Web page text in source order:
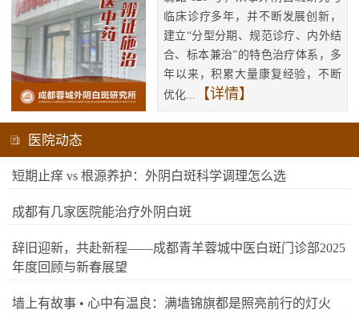
临床诊疗多年，并不断发展创新，
建立“分型分期、规范诊疗、内外结
合、标本兼治”的特色治疗体系，多
年以来，积累大量康复经验，不断
优化...
【详情】
医院动态
短期止痒 vs 根源养护：外阴白斑科学调理怎么选
成都有几家医院能治疗外阴白斑
辞旧迎新，共赴新程——成都青羊蓉城中医白斑门诊部2025
年度回顾与新春展望
墙上有故事 • 心中有温良：满墙锦旗都是照亮前行的灯火